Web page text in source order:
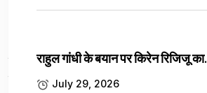
राहुल गांधी के बयान पर किरेन रिजिजू का.
July 29, 2026